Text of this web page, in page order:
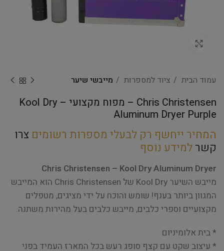
עמוד הבית ציוד למספרות מייבשי שיער
Chris Christensen – מפוח מקצועי – Kool Dry
Aluminum Dryer Purple
המחיר ייחשף רק לבעלי מספרות רשומים צרו
קשרלמידע נוסף
Chris Christensen – Kool Dry Aluminum Dryer
מייבש השיער Kool Dry של Chris Christensen הוא המייבש
המגוון ביותר בענף! שומש והוכח על ידי מציגים, מטפלים
מקצועיים וספרי כלבים, מייבש כלבים בעל מהירות משתנה.
* בית אלומיניום
* עיצוב שקט עם קצף סופג רעש בכל המארז העמיד בפני